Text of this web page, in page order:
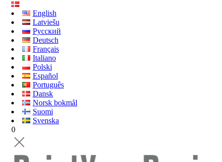
English
Latviešu
Русский
Deutsch
Français
Italiano
Polski
Español
Português
Dansk
Norsk bokmål
Suomi
Svenska
0